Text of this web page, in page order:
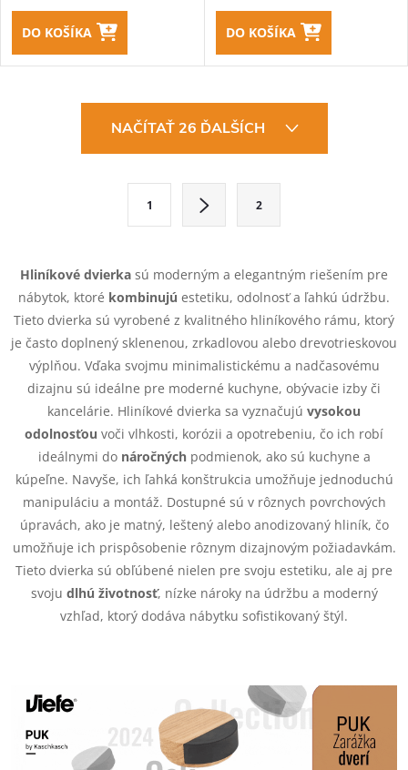
DO KOŠÍKA DO KOŠÍKA
d
a
c
p
r
v
k
p
NAČÍTAŤ 26 ĎALŠÍCH
n
k
o
e
1 2
Hliníkové dvierka sú moderným a elegantným riešením pre
nábytok, ktoré kombinujú estetiku, odolnosť a ľahkú údržbu.
Tieto dvierka sú vyrobené z kvalitného hliníkového rámu, ktorý
je často doplnený sklenenou, zrkadlovou alebo drevotrieskovou
výplňou. Vďaka svojmu minimalistickému a nadčasovému
dizajnu sú ideálne pre moderné kuchyne, obývacie izby či
kancelárie. Hliníkové dvierka sa vyznačujú vysokou
odolnosťou voči vlhkosti, korózii a opotrebeniu, čo ich robí
ideálnymi do náročnýchpodmienok, ako sú kuchyne a
kúpeľne. Navyše, ich ľahká konštrukcia umožňuje jednoduchú
manipuláciu a montáž. Dostupné sú v rôznych povrchových
úpravách, ako je matný, leštený alebo anodizovaný hliník, čo
umožňuje ich prispôsobenie rôznym dizajnovým požiadavkám.
Tieto dvierka sú obľúbené nielen pre svoju estetiku, ale aj pre
svoju dlhú životnosť, nízke nároky na údržbu a moderný
vzhľad, ktorý dodáva nábytku sofistikovaný štýl.